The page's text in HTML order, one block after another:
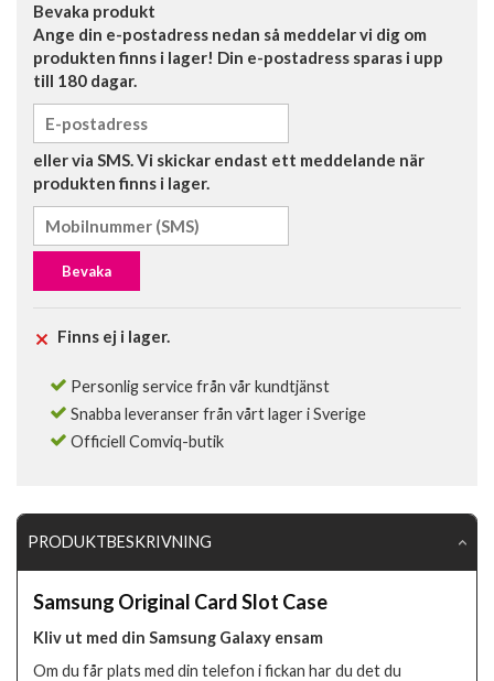
Bevaka produkt
Ange din e-postadress nedan så meddelar vi dig om
produkten finns i lager! Din e-postadress sparas i upp
till 180 dagar.
eller via SMS. Vi skickar endast ett meddelande när
produkten finns i lager.
Bevaka
Finns ej i lager.
Personlig service från vår kundtjänst
Snabba leveranser från vårt lager i Sverige
Officiell Comviq-butik
PRODUKTBESKRIVNING
Samsung Original Card Slot Case
Kliv ut med din Samsung Galaxy ensam
Om du får plats med din telefon i fickan har du det du